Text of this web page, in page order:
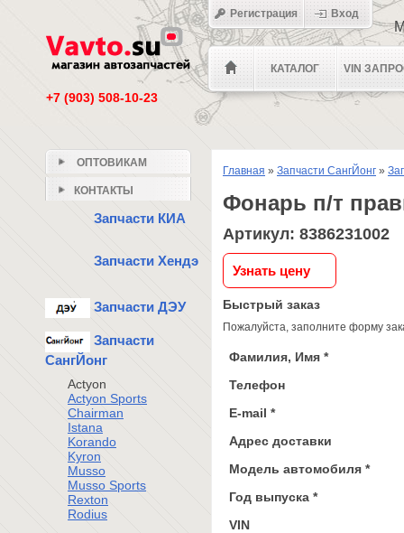
+7 (903) 508-10-23
КАТАЛОГ VIN
Регистрация Вход
Главная » Запчасти СангЙонг »
Фонарь п/т
Артикул: 8386231002
Узнать цену
Быстрый заказ
Пожалуйста, заполните форму
Фамилия, Имя *
Телефон
E-mail *
Адрес доставки
Модель автомобиля *
Год выпуска *
VIN
ОПТОВИКАМ
КОНТАКТЫ
Запчасти КИА
Запчасти Хендэ
Запчасти ДЭУ
Запчасти
СангЙонг
Actyon
Actyon Sports
Chairman
Istana
Korando
Kyron
Musso
Musso Sports
Rexton
Rodius